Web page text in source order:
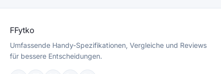
FFytko
Umfassende Handy-Spezifikationen, Vergleiche und Reviews
für bessere Entscheidungen.